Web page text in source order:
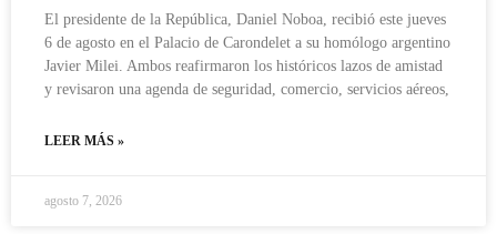
El presidente de la República, Daniel Noboa, recibió este jueves
6 de agosto en el Palacio de Carondelet a su homólogo argentino
Javier Milei. Ambos reafirmaron los históricos lazos de amistad
y revisaron una agenda de seguridad, comercio, servicios aéreos,
LEER MÁS »
agosto 7, 2026